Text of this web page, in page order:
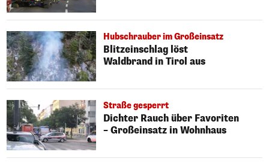
Hubschrauber im Großeinsatz
Blitzeinschlag löst
Waldbrand in Tirol aus
Straße gesperrt
Dichter Rauch über Favoriten
– Großeinsatz in Wohnhaus